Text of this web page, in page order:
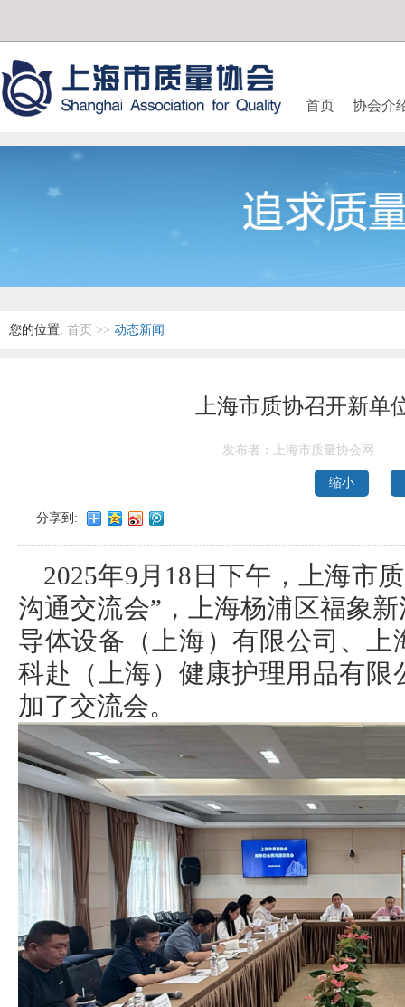
首页 协会介
您的位置: 首页 >> 动态新闻
上海市质协召开新单
发布者：上海市质量协会网
缩小
分享到:
2025年9月18日下午，上海市
沟通交流会”，上海杨浦区福象
导体设备（上海）有限公司、
科赴（上海）健康护理用品有
加了交流会。